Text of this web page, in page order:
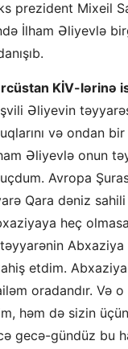
prezident Mixeil
İlham Əliyevlə
KİV-lərinə
Əliyevin
və ondan
Əliyevlə onun
Avropa
Qara dəniz
heç
Abxaziya
etdim.
oradandır. Və
həm də sizin
gecə-gündüz bu